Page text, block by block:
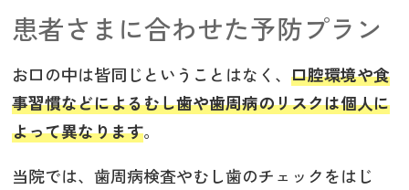
患者さまに合わせた予防プラン
お口の中は皆同じということはなく、 口腔環境や食
事習慣などによるむし歯や歯周病のリスクは個人に
よって異なります。
当院では、歯周病検査やむし歯のチェックをはじ